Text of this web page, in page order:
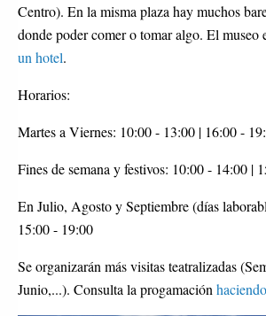
Centro). En la misma plaza hay muchos
donde poder comer o tomar algo. El museo
un hotel.
Horarios:
Martes a Viernes: 10:00 - 13:00 | 16:00 -
Fines de semana y festivos: 10:00 - 14:00 |
En Julio, Agosto y Septiembre (días
15:00 - 19:00
Se organizarán más visitas teatralizadas
Junio,...). Consulta la progamación